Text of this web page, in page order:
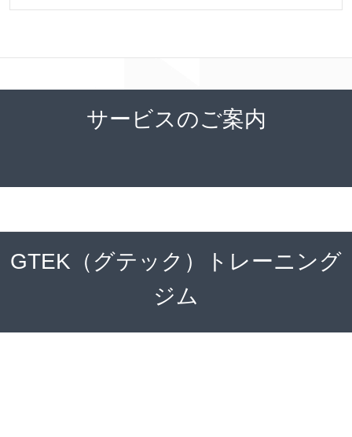
サービスのご案内
GTEK（グテック）トレーニング
ジム